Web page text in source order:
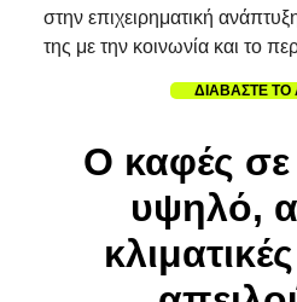
στην επιχειρηματική
της με την κοινωνία και το
ΔΙΑΒΑΣΤΕ
Ο καφές σε
υψηλό,